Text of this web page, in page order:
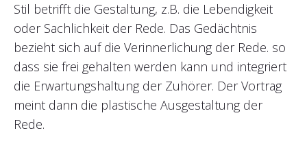
Stil betrifft die Gestaltung, z.B. die Lebendigkeit
oder Sachlichkeit der Rede. Das Gedächtnis
bezieht sich auf die Verinnerlichung der Rede. so
dass sie frei gehalten werden kann und integriert
die Erwartungshaltung der Zuhörer. Der Vortrag
meint dann die plastische Ausgestaltung der
Rede.